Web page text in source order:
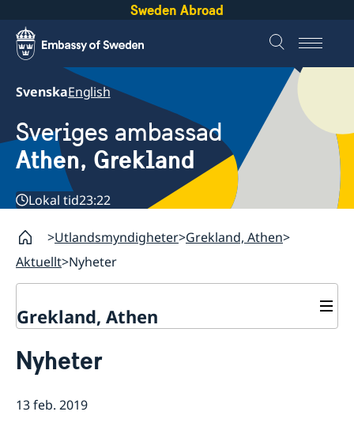
Sweden Abroad
SvenskaEnglish
Sveriges ambassad
Athen, Grekland
Lokal tid23:22
Utlandsmyndigheter Grekland, Athen
Aktuellt Nyheter
Grekland, Athen
Svenskrelaterade föreningar
Om oss
Dataskyddspolicy
Så stöttar vi svenska företag
Nyheter
13 feb. 2019